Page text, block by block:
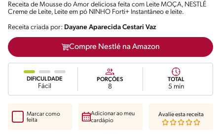
Receita de Mousse do Amor deliciosa feita com Leite MOÇA, NESTLÉ
Creme de Leite, Leite em pó NINHO Forti+ Instantâneo e leite.
Receita criada por: Dayane Aparecida Cestari Vaz
Compre Nestlé na Amazon
DIFICULDADE
Fácil
PORÇÕES
8
TOTAL
5 min
Marcar como
feita
Adicionar ao meu
cardápio
Avalie esta receita